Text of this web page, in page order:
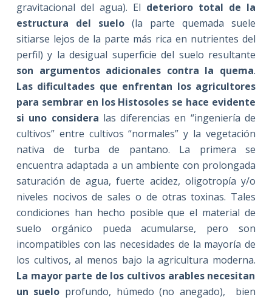
gravitacional del agua). El deterioro total de la
estructura del suelo(la parte quemada suele
sitiarse lejos de la parte más rica en nutrientes del
perfil) y la desigual superficie del suelo resultante
son argumentos adicionales contra la quema.
Las dificultades que enfrentan los agricultores
para sembrar en los Histosoles se hace evidente
si uno considera las diferencias en “ingeniería de
cultivos” entre cultivos “normales” y la vegetación
nativa de turba de pantano. La primera se
encuentra adaptada a un ambiente con prolongada
saturación de agua, fuerte acidez, oligotropía y/o
niveles nocivos de sales o de otras toxinas. Tales
condiciones han hecho posible que el material de
suelo orgánico pueda acumularse, pero son
incompatibles con las necesidades de la mayoría de
los cultivos, al menos bajo la agricultura moderna.
La mayor parte de los cultivos arables necesitan
un suelo profundo, húmedo (no anegado), bien